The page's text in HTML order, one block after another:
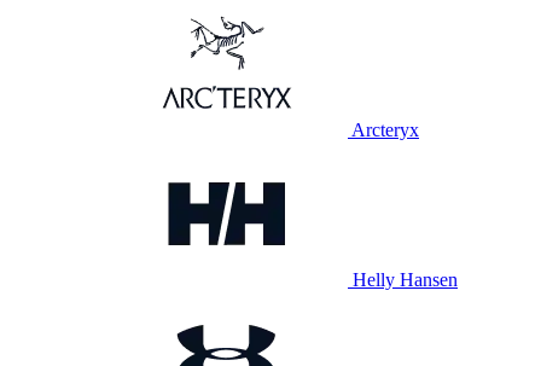
Arcteryx
Helly Hansen